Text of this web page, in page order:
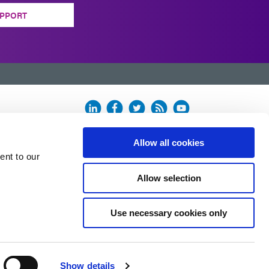
to our
Show details
Allow all cookies
Allow selection
Use necessary cookies only